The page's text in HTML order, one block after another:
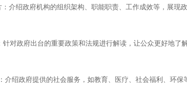
介绍政府机构的组织架构、职能职责、工作成效等，展现
对政府出台的重要政策和法规进行解读，让公众更好地了
绍政府提供的社会服务，如教育、医疗、社会福利、环保